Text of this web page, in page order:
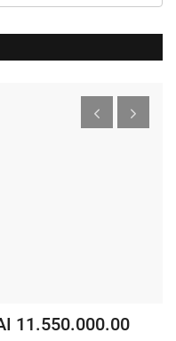
11.550.000.00